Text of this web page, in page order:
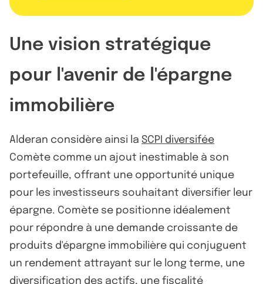
Une vision stratégique
pour l'avenir de l'épargne
immobilière
Alderan considère ainsi la SCPI diversifée
Comète comme un ajout inestimable à son
portefeuille, offrant une opportunité unique
pour les investisseurs souhaitant diversifier leur
épargne. Comète se positionne idéalement
pour répondre à une demande croissante de
produits d'épargne immobilière qui conjuguent
un rendement attrayant sur le long terme, une
diversification des actifs, une fiscalité